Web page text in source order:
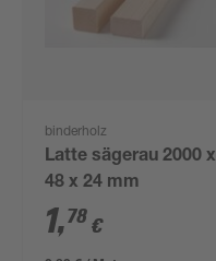
binderholz
Latte sägerau 2000 x
48 x 24 mm
1,78 €